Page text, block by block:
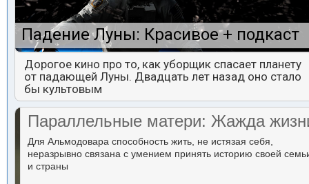
Падение Луны: Красивое + подкаст
Дорогое кино про то, как уборщик спасает планету
от падающей Луны. Двадцать лет назад оно стало
бы культовым
Параллельные матери: Жажда
Для Альмодовара способность жить, не истязая себя,
неразрывно связана с умением принять историю своей
и страны